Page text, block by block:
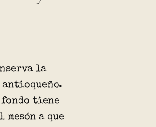
la
fondo tiene
mesón a que